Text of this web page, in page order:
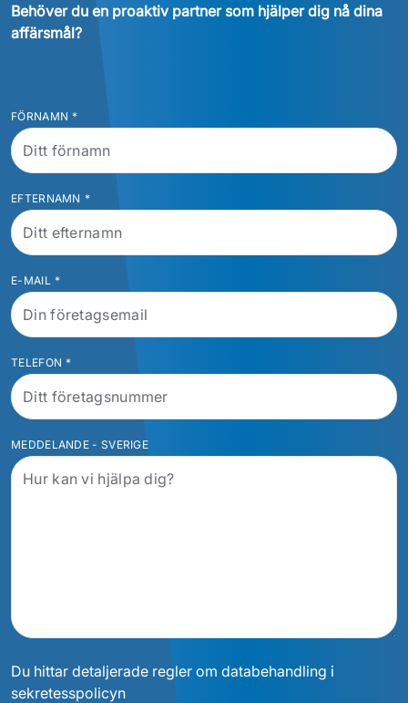
Behöver du en proaktiv partner som hjälper dig nå dina
affärsmål?
FÖRNAMN *
EFTERNAMN *
E-MAIL *
TELEFON *
MEDDELANDE - SVERIGE
Du hittar detaljerade regler om databehandling i
sekretesspolicyn